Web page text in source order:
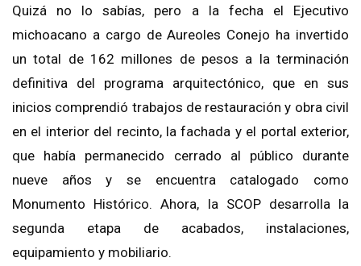
Quizá no lo sabías, pero a la fecha el Ejecutivo
michoacano a cargo de Aureoles Conejo ha invertido
un total de 162 millones de pesos a la terminación
definitiva del programa arquitectónico, que en sus
inicios comprendió trabajos de restauración y obra civil
en el interior del recinto, la fachada y el portal exterior,
que había permanecido cerrado al público durante
nueve años y se encuentra catalogado como
Monumento Histórico. Ahora, la SCOP desarrolla la
segunda etapa de acabados, instalaciones,
equipamiento y mobiliario.